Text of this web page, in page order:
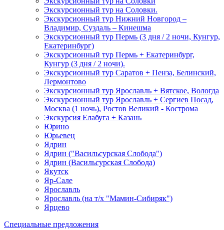
Экскурсионный тур на Соловки.
Экскурсионный тур Нижний Новгород –
Владимир, Суздаль – Кинешма
Экскурсионный тур Пермь (3 дня / 2 ночи, Кунгур,
Екатеринбург)
Экскурсионный тур Пермь + Екатеринбург,
Кунгур (3 дня / 2 ночи).
Экскурсионный тур Саратов + Пенза, Белинский,
Лермонтово
Экскурсионный тур Ярославль + Вятское, Вологда
Экскурсионный тур Ярославль + Сергиев Посад,
Москва (1 ночь), Ростов Великий - Кострома
Экскурсия Елабуга + Казань
Юрино
Юрьевец
Ядрин
Ядрин ("Васильсурская Слобода")
Ядрин (Васильсурская Слобода)
Якутск
Яр-Сале
Ярославль
Ярославль (на т/х "Мамин-Сибиряк")
Ярцево
Специальные предложения